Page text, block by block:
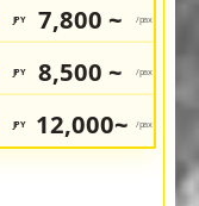
JPY 7,800 ~ /pax
JPY 8,500 ~ /pax
JPY 12,000~ /pax